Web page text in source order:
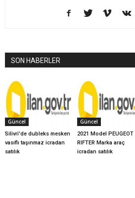
SON HABERLER
Güncel
Silivri'de dubleks mesken
vasıflı taşınmaz icradan
satılık
Güncel
2021 Model PEUGEOT
RIFTER Marka araç
icradan satılık